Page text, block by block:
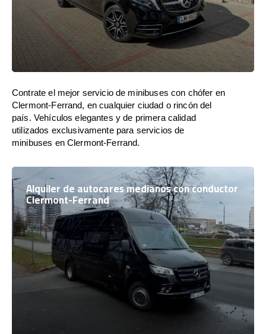
Contrate el mejor servicio de minibuses con chófer en
Clermont-Ferrand, en cualquier ciudad o rincón del
país. Vehículos elegantes y de primera calidad
utilizados exclusivamente para servicios de
minibuses en Clermont-Ferrand.
Alquiler de autocares medianos con conductor
Clermont-Ferrand